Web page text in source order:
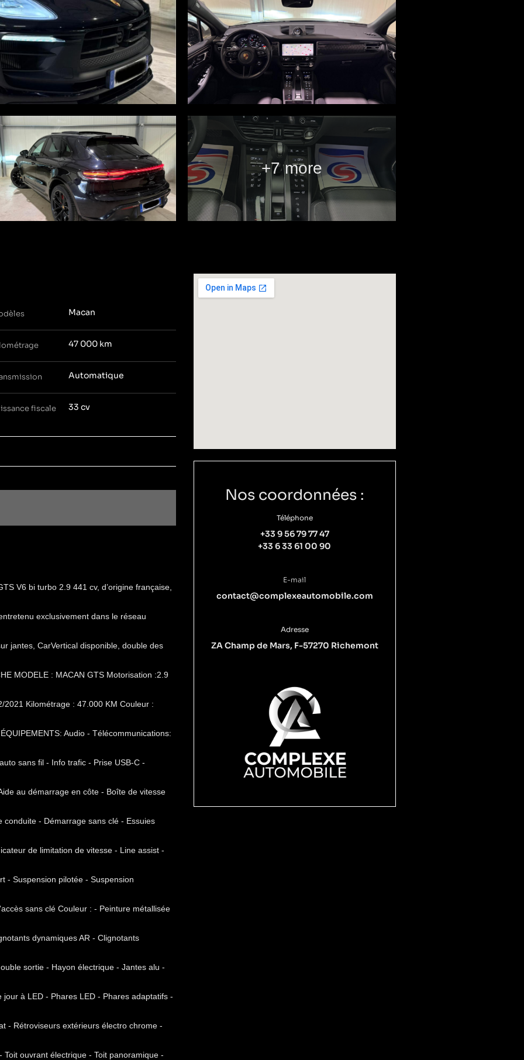
+7 more
Macan
47 000 km
Automatique
fiscale 33 cv
V6 bi turbo 2.9 441 cv, d’origine française,
exclusivement dans le réseau
jantes, CarVertical disponible, double des
MODELE : MACAN GTS Motorisation :2.9
2021 Kilométrage : 47.000 KM Couleur :
Audio - Télécommunications:
sans fil - Info trafic - Prise USB-C -
au démarrage en côte - Boîte de vitesse
- Démarrage sans clé - Essuies
de limitation de vitesse - Line assist -
- Suspension pilotée - Suspension
sans clé Couleur : - Peinture métallisée
dynamiques AR - Clignotants
sortie - Hayon électrique - Jantes alu -
à LED - Phares LED - Phares adaptatifs -
- Rétroviseurs extérieurs électro chrome -
ouvrant électrique - Toit panoramique -
Nos coordonnées :
Téléphone
+33 9 56 79 77 47
+33 6 33 61 00 90
E-mail
contact@complexeautomobile.com
Adresse
ZA Champ de Mars, F-57270 Richemont